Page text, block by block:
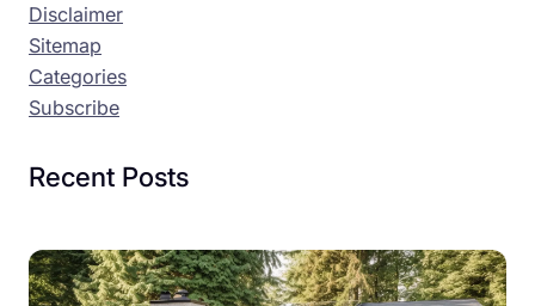
Disclaimer
Sitemap
Categories
Subscribe
Recent Posts